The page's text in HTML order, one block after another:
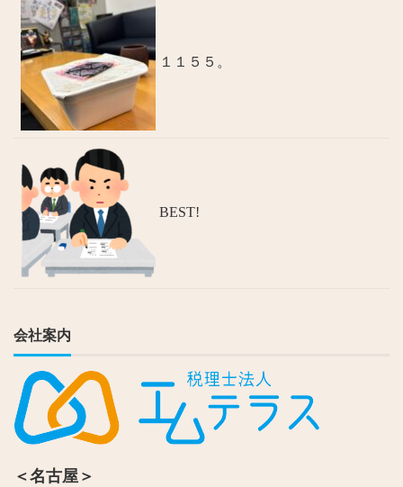
１１５５。
BEST!
会社案内
＜名古屋＞